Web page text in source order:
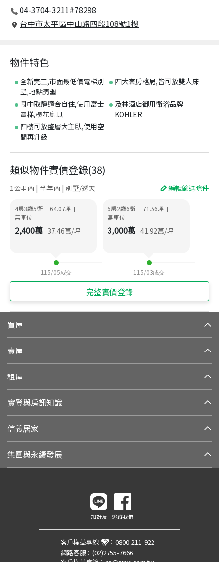
04-3704-3211#78298
台中市太平區中山路四段108號1樓
物件特色
全新完工,市面最低價電梯別
墅,地點清幽
四大套房格局,皆可放雙人床
鬧中取靜適合自住,使用富士
電梯,櫻花廚具
及林酒店御用衛浴品牌
KOHLER
四樓可放整層大主臥,使用空
間再升級
類似物件實價登錄(38)
1公里內 | 半年內 | 別墅/透天 編輯篩選條件
4房3廳5衛 | 64.07坪 |
無車位
2,400萬 37.46萬/坪
115/05成交
5房2廳6衛 | 71.56坪 |
無車位
3,000萬 41.92萬/坪
115/03成交
完整實價登錄
買屋
賣屋
租屋
實登與房訊知識
信義居家
集團與永續發展
加好友 追蹤我們
客戶權益專線 ： 0800-211-922
網路客服： (02)2755-7666